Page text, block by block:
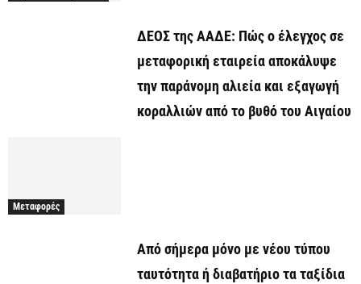
ΔΕΟΣ της ΑΑΔΕ: Πώς ο έλεγχος σε
μεταφορική εταιρεία αποκάλυψε
την παράνομη αλιεία και εξαγωγή
κοραλλιών από το βυθό του Αιγαίου
Μεταφορές
Από σήμερα μόνο με νέου τύπου
ταυτότητα ή διαβατήριο τα ταξίδια